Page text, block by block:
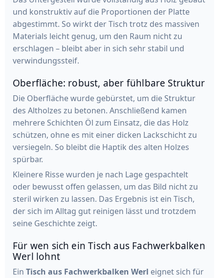
und konstruktiv auf die Proportionen der Platte
abgestimmt. So wirkt der Tisch trotz des massiven
Materials leicht genug, um den Raum nicht zu
erschlagen – bleibt aber in sich sehr stabil und
verwindungssteif.
Oberfläche: robust, aber fühlbare Struktur
Die Oberfläche wurde gebürstet, um die Struktur
des Altholzes zu betonen. Anschließend kamen
mehrere Schichten Öl zum Einsatz, die das Holz
schützen, ohne es mit einer dicken Lackschicht zu
versiegeln. So bleibt die Haptik des alten Holzes
spürbar.
Kleinere Risse wurden je nach Lage gespachtelt
oder bewusst offen gelassen, um das Bild nicht zu
steril wirken zu lassen. Das Ergebnis ist ein Tisch,
der sich im Alltag gut reinigen lässt und trotzdem
seine Geschichte zeigt.
Für wen sich ein Tisch aus Fachwerkbalken
Werl lohnt
Ein Tisch aus Fachwerkbalken Werl eignet sich für